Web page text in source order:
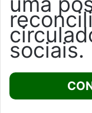
sociais.